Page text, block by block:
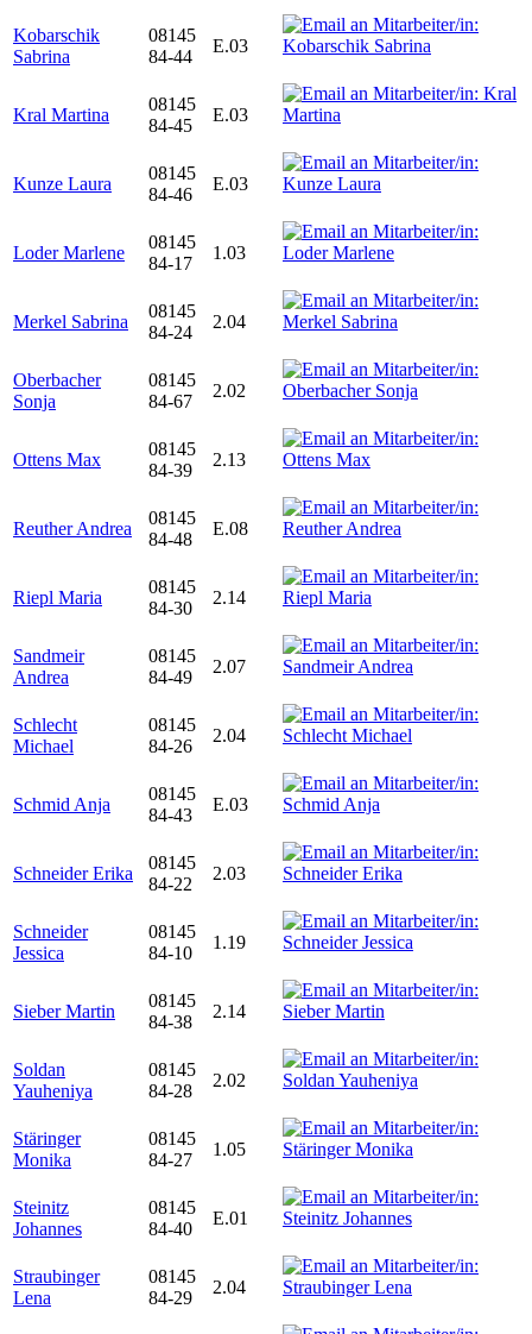
Kobarschik
Sabrina
08145
84-44
E.03
Kral Martina
08145
84-45
E.03
Kunze Laura
08145
84-46
E.03
Loder Marlene
08145
84-17
1.03
Merkel Sabrina
08145
84-24
2.04
Oberbacher
Sonja
08145
84-67
2.02
Ottens Max
08145
84-39
2.13
Reuther Andrea
08145
84-48
E.08
Riepl Maria
08145
84-30
2.14
Sandmeir
Andrea
08145
84-49
2.07
Schlecht
Michael
08145
84-26
2.04
Schmid Anja
08145
84-43
E.03
Schneider Erika
08145
84-22
2.03
Schneider
Jessica
08145
84-10
1.19
Sieber Martin
08145
84-38
2.14
Soldan
Yauheniya
08145
84-28
2.02
Stäringer
Monika
08145
84-27
1.05
Steinitz
Johannes
08145
84-40
E.01
Straubinger
Lena
08145
84-29
2.04